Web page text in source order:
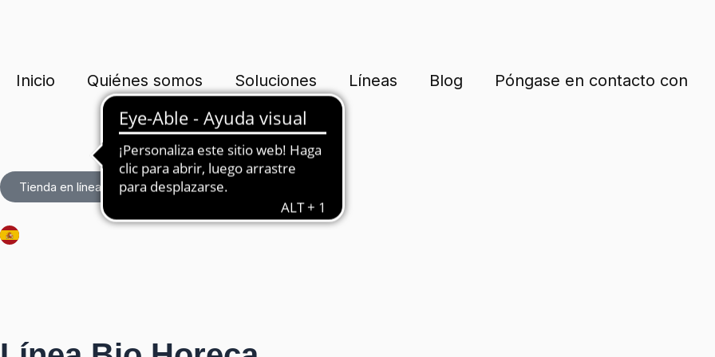
Inicio
Quiénes somos Soluciones Líneas Blog Póngase en contacto con
Tienda en línea